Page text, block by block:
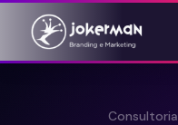
Consultoria